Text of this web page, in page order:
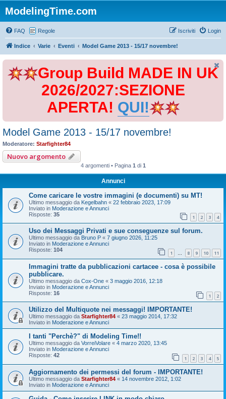
ModelingTime.com
FAQ Regole Login
Iscriviti
Indice Varie Eventi Model Game 2013 - 15/17 novembre!
Group Build MADE IN UK
2026/2027:SEZIONE
APERTA! QUI!
Model Game 2013 - 15/17 novembre!
Moderatore: Starfighter84
Nuovo argomento
4 argomenti • Pagina 1 di 1
Annunci
Come caricare le vostre immagini (e documenti) su MT!
Ultimo messaggio da Kegelbahn « 22 febbraio 2023, 17:09
Inviato in Moderazione e Annunci
Risposte: 35 1 2 3 4
Uso dei Messaggi Privati e sue conseguenze sul forum.
Ultimo messaggio da Bruno P « 7 giugno 2026, 11:25
Inviato in Moderazione e Annunci
Risposte: 104 1 … 8 9 10 11
Immagini tratte da pubblicazioni cartacee - cosa è possibile
pubblicare.
Ultimo messaggio da Cox-One « 3 maggio 2016, 12:18
Inviato in Moderazione e Annunci
Risposte: 16 1 2
Utilizzo del Multiquote nei messaggi! IMPORTANTE!
Ultimo messaggio da Starfighter84 « 23 maggio 2014, 17:32
Inviato in Moderazione e Annunci
I tanti "Perchè?" di Modeling Time!!
Ultimo messaggio da VorreiVolare « 4 marzo 2020, 13:45
Inviato in Moderazione e Annunci
Risposte: 42 1 2 3 4 5
Aggiornamento dei permessi del forum - IMPORTANTE!
Ultimo messaggio da Starfighter84 « 14 novembre 2012, 1:02
Inviato in Moderazione e Annunci